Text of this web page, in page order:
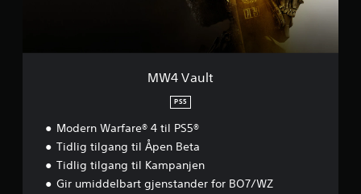
MW4 Vault
PS5
Modern Warfare® 4 til PS5®
Tidlig tilgang til Åpen Beta
Tidlig tilgang til Kampanjen
Gir umiddelbart gjenstander for BO7/WZ